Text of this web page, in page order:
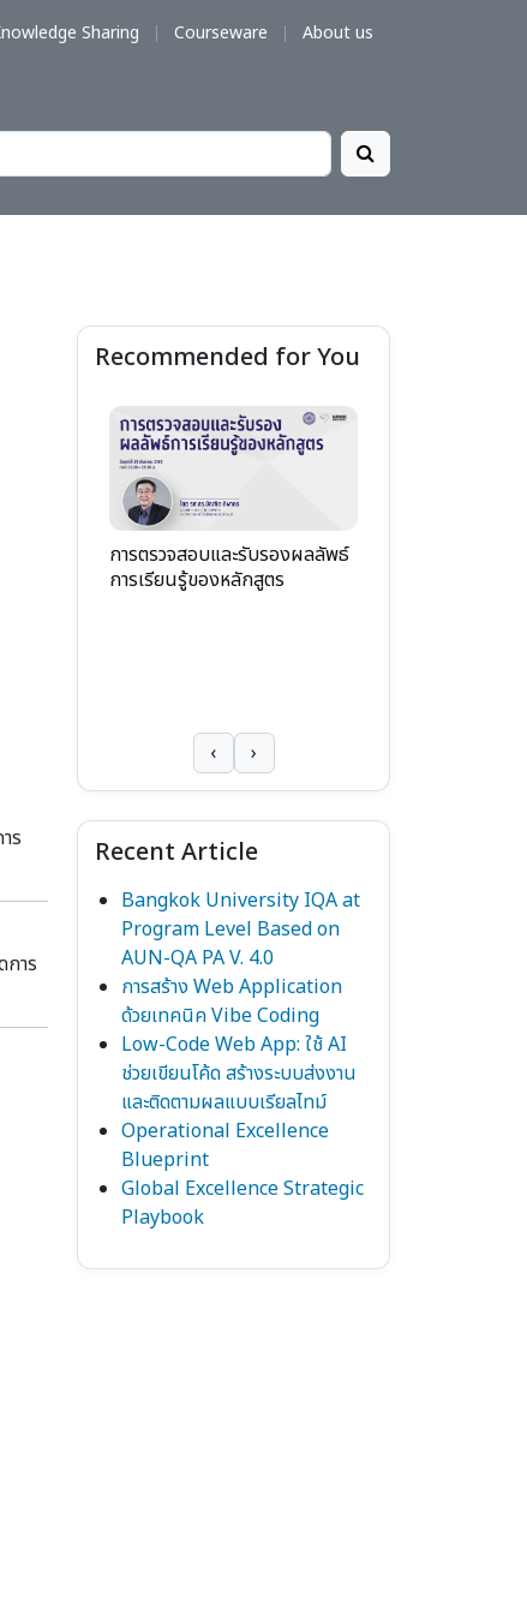
Sharing Courseware About us
ร
าร
Recommended for You
การอบรมเชิงปฎิบัติการ เรื่อง
“การจัดทำและการประเมิน
‹ ›
Recent Article
Bangkok University IQA at
Program Level Based on
AUN-QA PA V. 4.0
การสร้าง Web Application
ด้วยเทคนิค Vibe Coding
Low-Code Web App: ใช้ AI
ช่วยเขียนโค้ด สร้างระบบส่งงาน
และติดตามผลแบบเรียลไทม์
Operational Excellence
Blueprint
Global Excellence Strategic
Playbook